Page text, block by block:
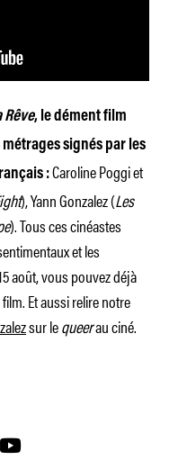
Rêve, le dément film
signés par les
:Caroline Poggi et
), Yann Gonzalez (Les
). Tous ces cinéastes
et les
août, vous pouvez déjà
Et aussi relire notre
sur lequeerau ciné.